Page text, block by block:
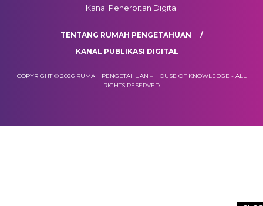
Kanal Penerbitan Digital
TENTANG RUMAH PENGETAHUAN
KANAL PUBLIKASI DIGITAL
COPYRIGHT © 2026 RUMAH PENGETAHUAN – HOUSE OF KNOWLEDGE - ALL
RIGHTS RESERVED